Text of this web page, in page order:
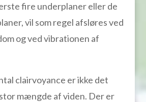
fire underplaner eller de
vil som regel afsløres ved
og ved vibrationen af
clairvoyance er ikke det
mængde af viden. Der er